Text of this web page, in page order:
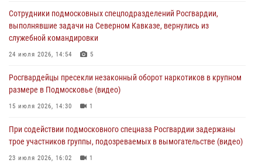
Сотрудники спецподразделения подмосковного главка Росгвардии
отработали навыки огневой подготовки на комплексных учениях
04 августа 2026, 12:21
сигналам «Тревога» с охраняемых объектов в Подмосковье
04 августа 2026, 12:15
(видео)
03 августа 2026, 15:32
Сотрудники подмосковных спецподразделений Росгвардии,
выполнявшие задачи на Северном Кавказе, вернулись из
служебной командировки
24 июля 2026, 14:54 5
Росгвардейцы пресекли незаконный оборот наркотиков в крупном
размере в Подмосковье (видео)
15 июля 2026, 14:30 1
При содействии подмосковного спецназа Росгвардии задержаны
трое участников группы, подозреваемых в вымогательстве (видео)
23 июля 2026, 16:02 1